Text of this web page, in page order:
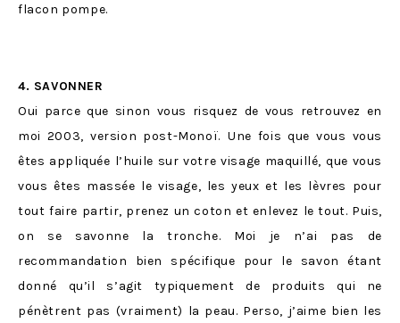
flacon pompe.
4. SAVONNER
Oui parce que sinon vous risquez de vous retrouvez en
moi 2003, version post-Monoï. Une fois que vous vous
êtes appliquée l’huile sur votre visage maquillé, que vous
vous êtes massée le visage, les yeux et les lèvres pour
tout faire partir, prenez un coton et enlevez le tout. Puis,
on se savonne la tronche. Moi je n’ai pas de
recommandation bien spécifique pour le savon étant
donné qu’il s’agit typiquement de produits qui ne
pénètrent pas (vraiment) la peau. Perso, j’aime bien les